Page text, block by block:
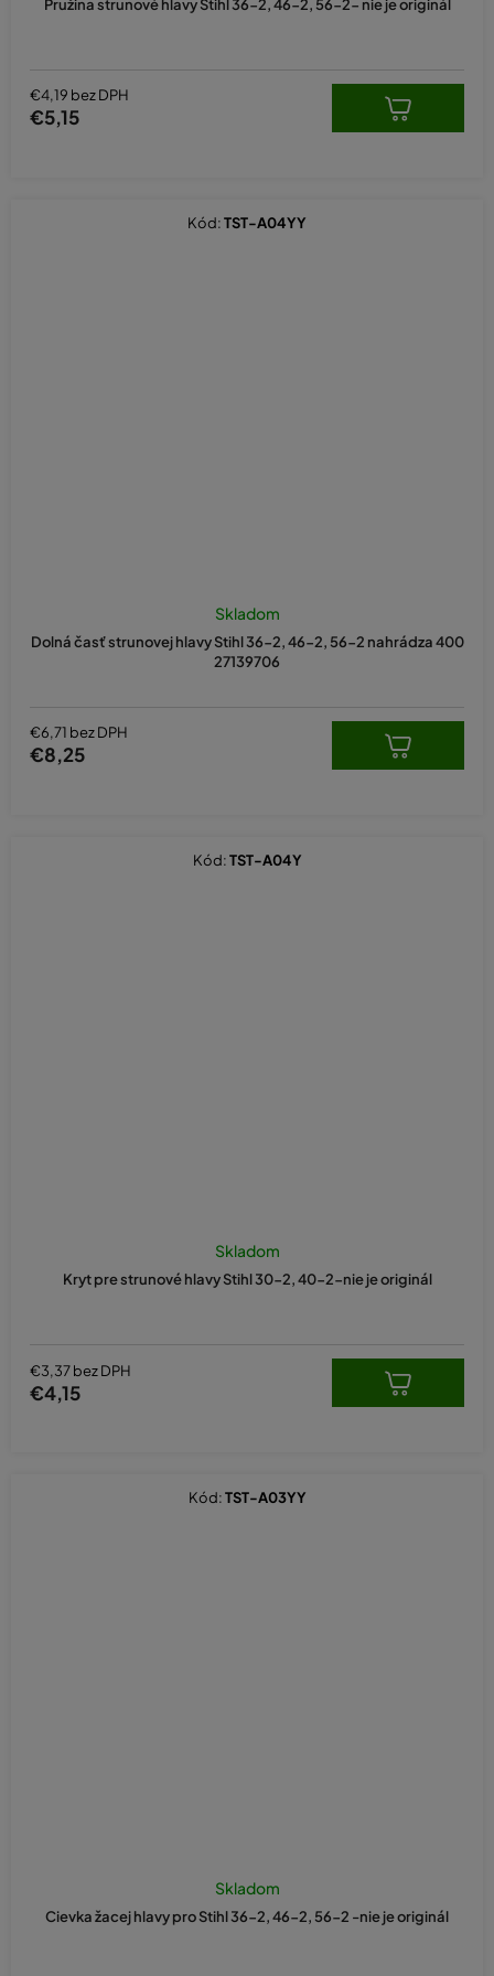
Pružina strunové hlavy Stihl 36-2, 46-2, 56-2- nie je originál
€4,19 bez DPH
€5,15
Dolná časť strunovej hlavy Stihl 36-2, 46-2, 56-2 nahrádza 400
27139706
Skladom
€6,71 bez DPH
€8,25
Kód:TST-A04YY
Kryt pre strunové hlavy Stihl 30-2, 40-2-nie je originál
Skladom
€3,37 bez DPH
€4,15
Kód:TST-A04Y
Cievka žacej hlavy pro Stihl 36-2, 46-2, 56-2 -nie je originál
Skladom
Kód:TST-A03YY